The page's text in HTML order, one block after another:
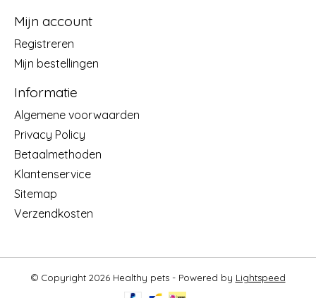
Mijn account
Registreren
Mijn bestellingen
Informatie
Algemene voorwaarden
Privacy Policy
Betaalmethoden
Klantenservice
Sitemap
Verzendkosten
© Copyright 2026 Healthy pets - Powered by Lightspeed